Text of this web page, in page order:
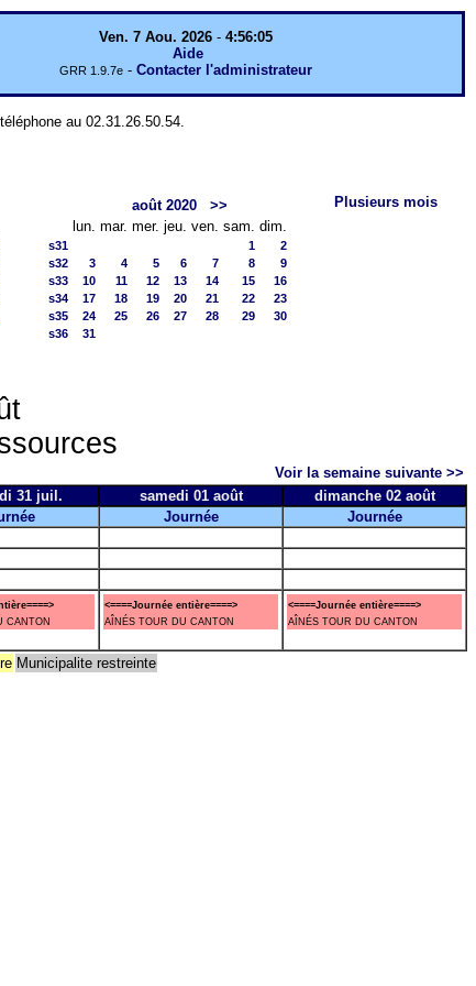
Ven. 7 Aou. 2026- 4:56:05
Aide
GRR 1.9.7e- Contacter l'administrateur
au 02.31.26.50.54.
août 2020
>>
lun. mar. mer. jeu. ven. sam. dim.
s31 1
2
s32
3 4 5 6 7 8
9
s33
10 11 12 13 14 15
16
s34
17 18 19 20 21 22
23
s35
24 25 26 27 28 29
30
s36
31
Plusieurs mois
Voir la semaine suivante >>
31 juil. samedi 01 août
dimanche 02 août
Journée
Journée
CANTON
<====Journée entière====>
AÎNÉS TOUR DU CANTON
<====Journée entière====>
AÎNÉS TOUR DU CANTON
Municipalite restreinte